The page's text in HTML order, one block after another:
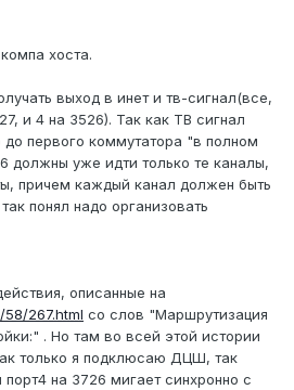
хоста.
выход в инет и тв-сигнал(все,
и 4 на 3526). Так как ТВ сигнал
первого коммутатора "в полном
должны уже идти только те каналы,
причем каждый канал должен быть
понял надо организовать
описанные на
267.html со слов "Маршрутизация
. Но там во всей этой истории
только я подклюсаю ДЦШ, так
порт4 на 3726 мигает синхронно с